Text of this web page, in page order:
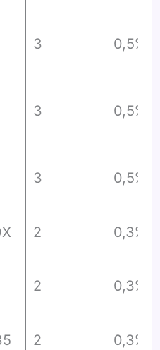
3 0,5%
3 0,5%
3 0,5%
2 0,3%
2 0,3%
2 0,3%